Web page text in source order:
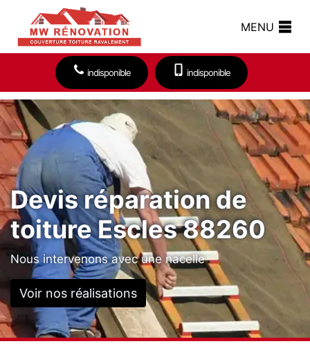
MENU
indisponible indisponible
Devis réparation de
toiture Escles 88260
Nous intervenons avec une nacelle
Voir nos réalisations